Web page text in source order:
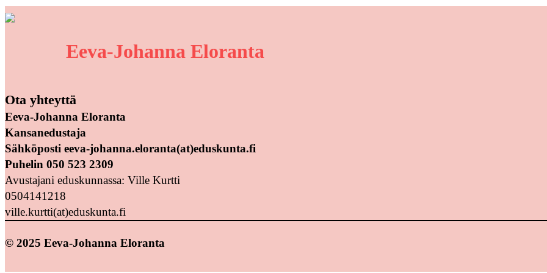
Eeva-Johanna Eloranta
Ota yhteyttä
Eeva-Johanna Eloranta
Kansanedustaja
Sähköposti eeva-johanna.eloranta(at)eduskunta.fi
Puhelin 050 523 2309
Avustajani eduskunnassa: Ville Kurtti
0504141218
ville.kurtti(at)eduskunta.fi
© 2025 Eeva-Johanna Eloranta